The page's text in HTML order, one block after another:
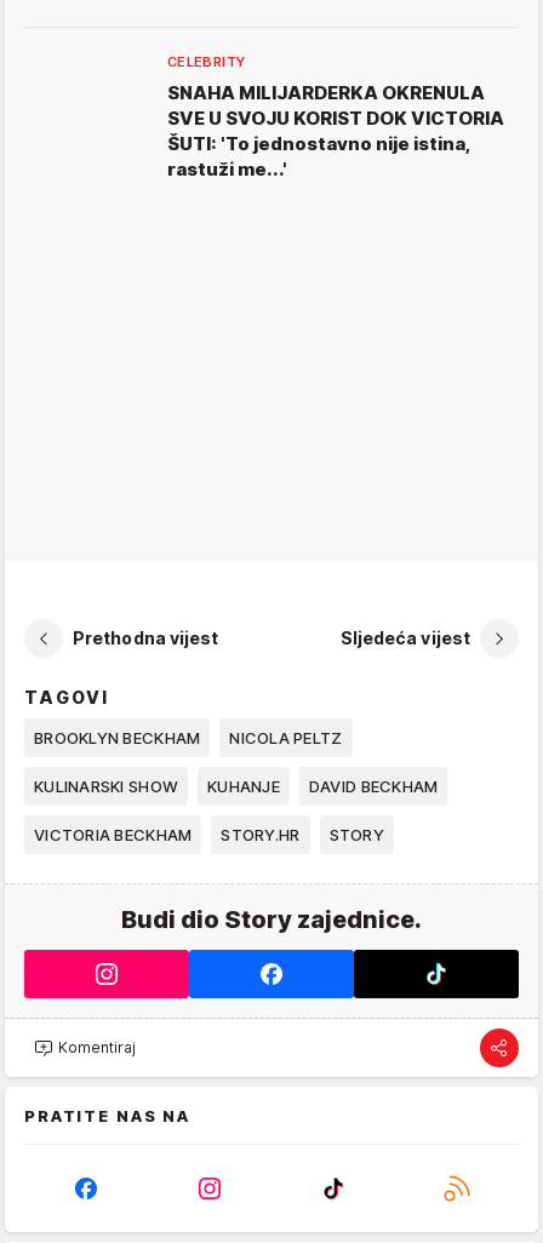
CELEBRITY
SNAHA MILIJARDERKA OKRENULA
SVE U SVOJU KORIST DOK VICTORIA
ŠUTI: 'To jednostavno nije istina,
rastuži me...'
Prethodna vijest Sljedeća vijest
TAGOVI
BROOKLYN BECKHAM NICOLA PELTZ
KULINARSKI SHOW KUHANJE DAVID BECKHAM
VICTORIA BECKHAM STORY.HR STORY
Budi dio Story zajednice.
Komentiraj
PRATITE NAS NA